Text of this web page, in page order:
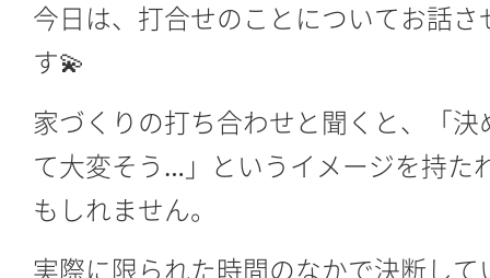
今日は、打合せのことについてお話さ
す💫
家づくりの打ち合わせと聞くと、「決
て大変そう…」というイメージを持た
もしれません。
実際に限られた時間のなかで決断して